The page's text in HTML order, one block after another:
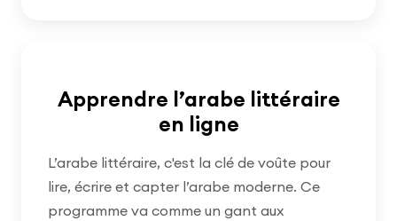
Apprendre l’arabe littéraire
en ligne
L’arabe littéraire, c'est la clé de voûte pour
lire, écrire et capter l’arabe moderne. Ce
programme va comme un gant aux